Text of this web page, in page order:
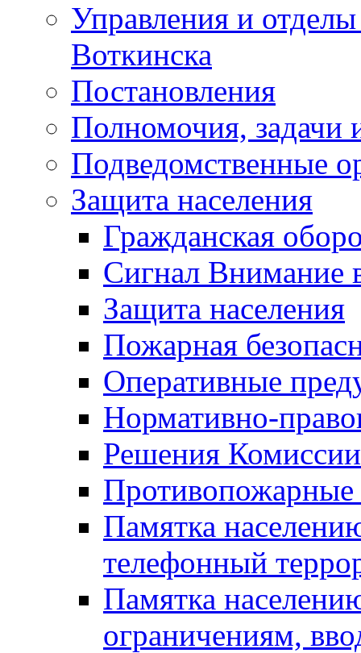
Управления и
Воткинска
Постановления
Полномочия, задачи
Подведомственные
Защита населения
Гражданская
Сигнал Внимание
Защита населения
Пожарная
Оперативные
Нормативно-
Решения
Противопожарные
Памятка
телефонный
Памятка
ограничениям,